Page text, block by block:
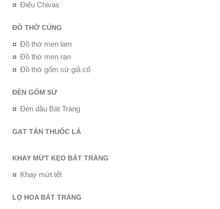
Điếu Chivas
ĐỒ THỜ CÚNG
Đồ thờ men lam
Đồ thờ men rạn
Đồ thờ gốm sứ giả cổ
ĐÈN GỐM SỨ
Đèn dầu Bát Tràng
GẠT TÀN THUỐC LÁ
KHAY MỨT KẸO BÁT TRÀNG
Khay mứt tết
LỌ HOA BÁT TRÀNG